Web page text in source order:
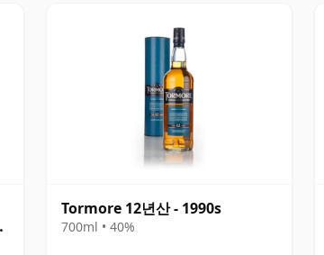
Tormore 12년산 - 1990s
700ml • 40%